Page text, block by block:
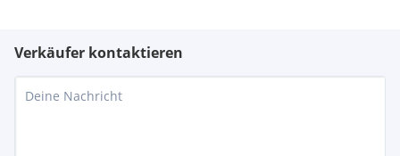
Verkäufer kontaktieren